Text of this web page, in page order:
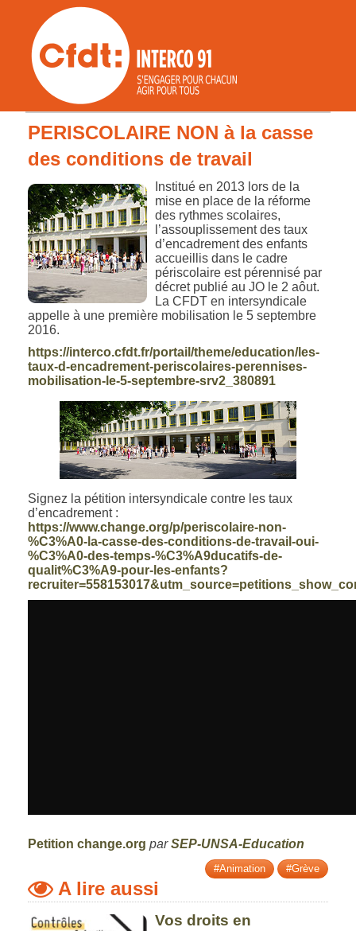
PERISCOLAIRE NON à la casse
des conditions de travail
Institué en 2013 lors de la
mise en place de la réforme
des rythmes scolaires,
l’assouplissement des taux
d’encadrement des enfants
accueillis dans le cadre
périscolaire est pérennisé par
décret publié au JO le 2 aôut.
La CFDT en intersyndicale
appelle à une première mobilisation le 5 septembre
2016.
https://interco.cfdt.fr/portail/theme/education/les-
taux-d-encadrement-periscolaires-perennises-
mobilisation-le-5-septembre-srv2_380891
Signez la pétition intersyndicale contre les taux
d’encadrement :
https://www.change.org/p/periscolaire-non-
%C3%A0-la-casse-des-conditions-de-travail-oui-
%C3%A0-des-temps-%C3%A9ducatifs-de-
qualit%C3%A9-pour-les-enfants?
Petition change.org parSEP-UNSA-Education
#Animation #Grève
A lire aussi
Vos droits en